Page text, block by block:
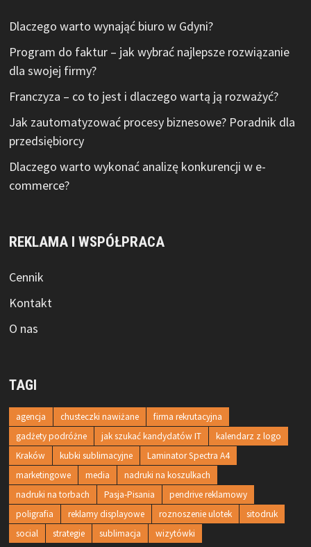
Dlaczego warto wynająć biuro w Gdyni?
Program do faktur – jak wybrać najlepsze rozwiązanie
dla swojej firmy?
Franczyza – co to jest i dlaczego wartą ją rozważyć?
Jak zautomatyzować procesy biznesowe? Poradnik dla
przedsiębiorcy
Dlaczego warto wykonać analizę konkurencji w e-
commerce?
REKLAMA I WSPÓŁPRACA
Cennik
Kontakt
O nas
TAGI
agencja chusteczki nawiżane
firma rekrutacyjna
gadżety podróżne
jak szukać kandydatów IT
kalendarz z logo
Kraków
kubki sublimacyjne
Laminator Spectra A4
marketingowe
media
nadruki na koszulkach
nadruki na torbach
Pasja-Pisania
pendrive reklamowy
poligrafia
reklamy displayowe roznoszenie ulotek
sitodruk
social
strategie sublimacja wizytówki